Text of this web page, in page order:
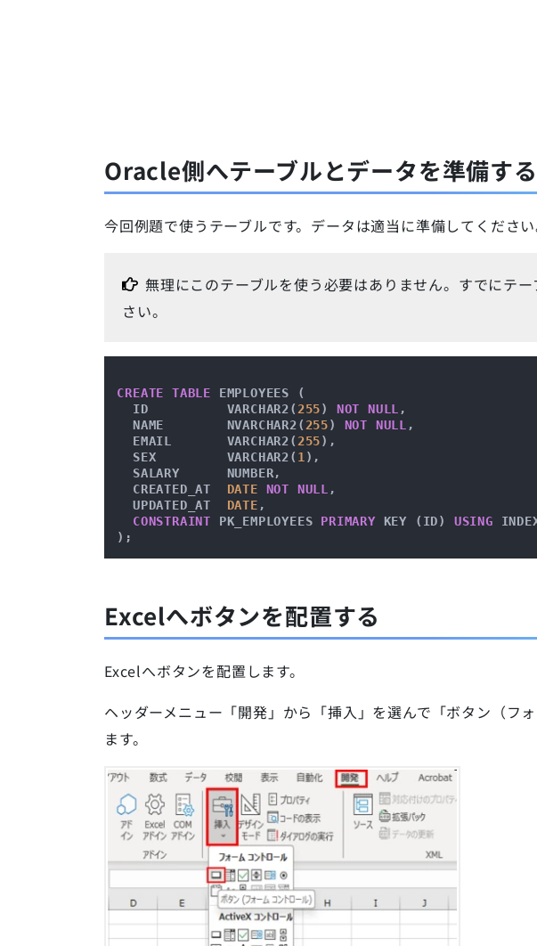
Oracle側へテーブルとデータを準備する
今回例題で使うテーブルです。データは適当に準備してください
無理にこのテーブルを使う必要はありません。すでにテ
さい。
CREATE TABLE EMPLOYEES (
  ID          VARCHAR2(
255) NOT NULL ,
  NAME        NVARCHAR2(
255) NOT NULL ,
  EMAIL       VARCHAR2(
255),
  SEX         VARCHAR2(
1),
  SALARY      NUMBER,
  CREATED_AT
DATE NOT NULL ,
  UPDATED_AT
DATE ,
CONSTRAINT PK_EMPLOYEES PRIMARY KEY (ID) USING
Excelへボタンを配置する
Excelへボタンを配置します。
ヘッダーメニュー「開発」から「挿入」を選んで「ボタン（フ
ます。